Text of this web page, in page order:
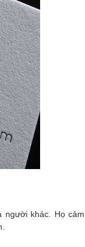
người khác. Họ cảm